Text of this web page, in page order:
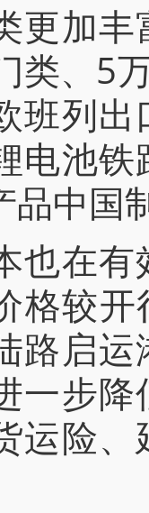
加丰
类、5
班列
电池
品中国
在有
格较
路启
一步
运险